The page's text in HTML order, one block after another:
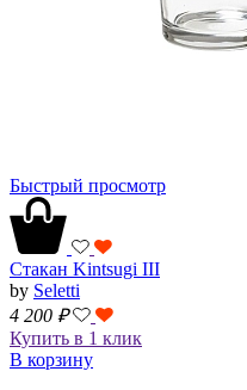
Быстрый просмотр
Стакан Kintsugi III
by Seletti
4 200 ₽
Купить в 1 клик
В корзину